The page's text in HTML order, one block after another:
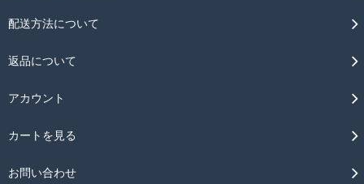
配送方法について
返品について
アカウント
カートを見る
お問い合わせ